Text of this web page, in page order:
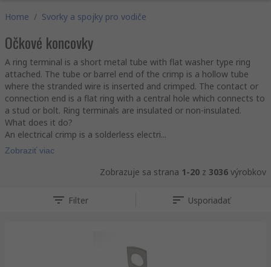
Home / Svorky a spojky pro vodiče
Očkové koncovky
A ring terminal is a short metal tube with flat washer type ring
attached. The tube or barrel end of the crimp is a hollow tube
where the stranded wire is inserted and crimped. The contact or
connection end is a flat ring with a central hole which connects to
a stud or bolt. Ring terminals are insulated or non-insulated.
What does it do?
An electrical crimp is a solderless electri...
Zobraziť viac
Zobrazuje sa strana 1-20 z 3036 výrobkov
Filter Usporiadať